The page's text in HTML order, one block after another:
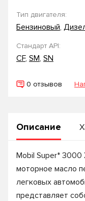
Тип двигателя:
Бензиновый,
Стандарт API:
CF, SM, SN
0 отзывов
Описание
Mobil Super* 3000
моторное масло
легковых
представляет